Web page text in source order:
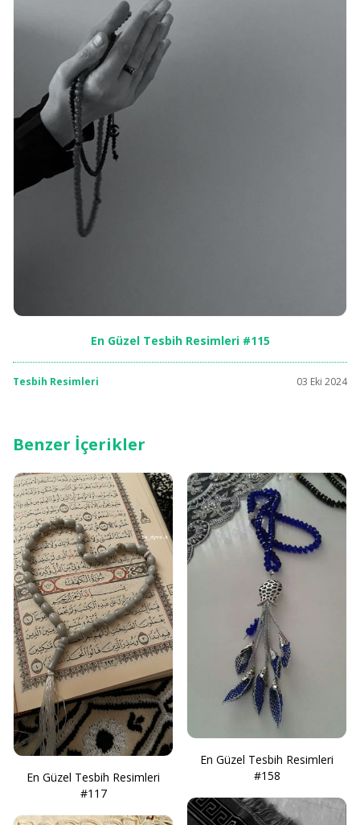
En Güzel Tesbih Resimleri #115
Tesbih Resimleri 03 Eki 2024
Benzer İçerikler
En Güzel Tesbih Resimleri
#117
En Güzel Tesbih Resimleri
#158